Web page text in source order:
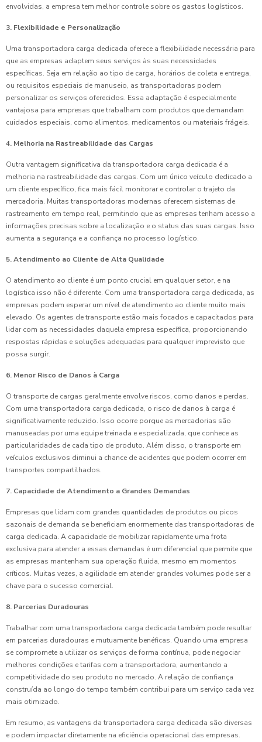
envolvidas, a empresa tem melhor controle sobre os gastos logísticos.
3. Flexibilidade e Personalização
Uma transportadora carga dedicada oferece a flexibilidade necessária para
que as empresas adaptem seus serviços às suas necessidades
específicas. Seja em relação ao tipo de carga, horários de coleta e entrega,
ou requisitos especiais de manuseio, as transportadoras podem
personalizar os serviços oferecidos. Essa adaptação é especialmente
vantajosa para empresas que trabalham com produtos que demandam
cuidados especiais, como alimentos, medicamentos ou materiais frágeis.
4. Melhoria na Rastreabilidade das Cargas
Outra vantagem significativa da transportadora carga dedicada é a
melhoria na rastreabilidade das cargas. Com um único veículo dedicado a
um cliente específico, fica mais fácil monitorar e controlar o trajeto da
mercadoria. Muitas transportadoras modernas oferecem sistemas de
rastreamento em tempo real, permitindo que as empresas tenham acesso a
informações precisas sobre a localização e o status das suas cargas. Isso
aumenta a segurança e a confiança no processo logístico.
5. Atendimento ao Cliente de Alta Qualidade
O atendimento ao cliente é um ponto crucial em qualquer setor, e na
logística isso não é diferente. Com uma transportadora carga dedicada, as
empresas podem esperar um nível de atendimento ao cliente muito mais
elevado. Os agentes de transporte estão mais focados e capacitados para
lidar com as necessidades daquela empresa específica, proporcionando
respostas rápidas e soluções adequadas para qualquer imprevisto que
possa surgir.
6. Menor Risco de Danos à Carga
O transporte de cargas geralmente envolve riscos, como danos e perdas.
Com uma transportadora carga dedicada, o risco de danos à carga é
significativamente reduzido. Isso ocorre porque as mercadorias são
manuseadas por uma equipe treinada e especializada, que conhece as
particularidades de cada tipo de produto. Além disso, o transporte em
veículos exclusivos diminui a chance de acidentes que podem ocorrer em
transportes compartilhados.
7. Capacidade de Atendimento a Grandes Demandas
Empresas que lidam com grandes quantidades de produtos ou picos
sazonais de demanda se beneficiam enormemente das transportadoras de
carga dedicada. A capacidade de mobilizar rapidamente uma frota
exclusiva para atender a essas demandas é um diferencial que permite que
as empresas mantenham sua operação fluida, mesmo em momentos
críticos. Muitas vezes, a agilidade em atender grandes volumes pode ser a
chave para o sucesso comercial.
8. Parcerias Duradouras
Trabalhar com uma transportadora carga dedicada também pode resultar
em parcerias duradouras e mutuamente benéficas. Quando uma empresa
se compromete a utilizar os serviços de forma contínua, pode negociar
melhores condições e tarifas com a transportadora, aumentando a
competitividade do seu produto no mercado. A relação de confiança
construída ao longo do tempo também contribui para um serviço cada vez
mais otimizado.
Em resumo, as vantagens da transportadora carga dedicada são diversas
e podem impactar diretamente na eficiência operacional das empresas.